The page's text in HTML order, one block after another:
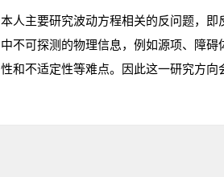
本人主要研究波动方程相关的反问题，
中不可探测的物理信息，例如源项、障
性和不适定性等难点。因此这一研究方向